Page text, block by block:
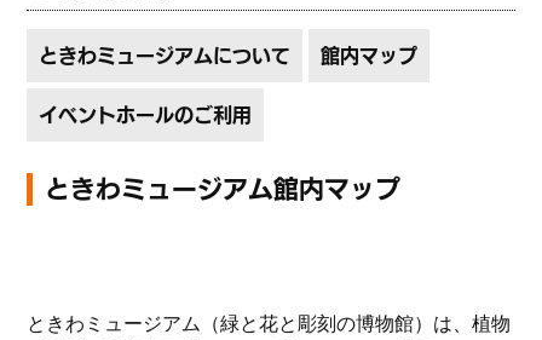
ときわミュージアムについて 館内マップ
イベントホールのご利用
ときわミュージアム館内マップ
ときわミュージアム（緑と花と彫刻の博物館）は、植物